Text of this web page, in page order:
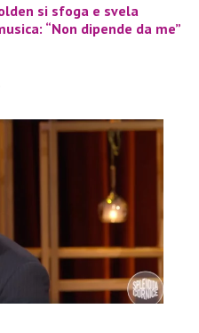
si sfoga e svela
“Non dipende da me”